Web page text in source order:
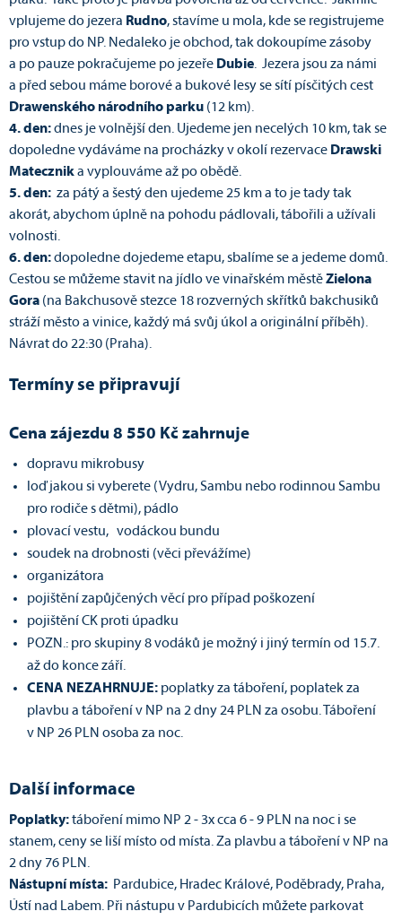
vplujeme do jezera Rudno, stavíme u mola, kde se registrujeme
pro vstup do NP. Nedaleko je obchod, tak dokoupíme zásoby
a po pauze pokračujeme po jezeře Dubie. Jezera jsou za námi
a před sebou máme borové a bukové lesy se sítí písčitých cest
Drawenského národního parku (12 km).
4. den:dnes je volnější den. Ujedeme jen necelých 10 km, tak se
dopoledne vydáváme na procházky v okolí rezervace Drawski
Matecznika vyplouváme až po obědě.
5. den: za pátý a šestý den ujedeme 25 km a to je tady tak
akorát, abychom úplně na pohodu pádlovali, tábořili a užívali
volnosti.
6. den:dopoledne dojedeme etapu, sbalíme se a jedeme domů.
Cestou se můžeme stavit na jídlo ve vinařském městěZielona
Gora (na Bakchusově stezce 18 rozverných skřítků bakchusiků
stráží město a vinice, každý má svůj úkol a originální příběh).
Návrat do 22:30 (Praha).
Termíny se připravují
Cena zájezdu 8 550 Kč zahrnuje
dopravu mikrobusy
loď jakou si vyberete (Vydru, Sambu nebo rodinnou Sambu
pro rodiče s dětmi), pádlo
plovací vestu, vodáckou bundu
soudek na drobnosti (věci převážíme)
organizátora
pojištění zapůjčených věcí pro případ poškození
pojištění CK proti úpadku
POZN.: pro skupiny 8 vodáků je možný i jiný termín od 15.7.
až do konce září.
CENA NEZAHRNUJE: poplatky za táboření, poplatek za
plavbu a táboření v NP na 2 dny 24 PLN za osobu. Táboření
v NP 26 PLN osoba za noc.
Další informace
Poplatky:táboření mimo NP 2 - 3x cca 6 - 9 PLN na noc i se
stanem, ceny se liší místo od místa. Za plavbu a táboření v NP na
2 dny 76 PLN.
Nástupní místa: Pardubice, Hradec Králové, Poděbrady, Praha,
Ústí nad Labem. Při nástupu v Pardubicích můžete parkovat